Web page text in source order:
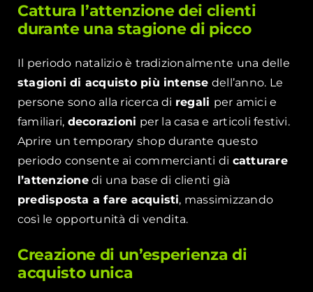
Cattura l’attenzione dei clienti
durante una stagione di picco
Il periodo natalizio è tradizionalmente una delle
stagioni di acquisto più intense dell’anno. Le
persone sono alla ricerca di regali per amici e
familiari, decorazioni per la casa e articoli festivi.
Aprire un temporary shop durante questo
periodo consente ai commercianti di catturare
l’attenzionedi una base di clienti già
predisposta a fare acquisti, massimizzando
così le opportunità di vendita.
Creazione di un’esperienza di
acquisto unica